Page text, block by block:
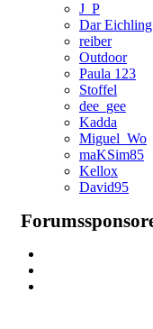
J_P
Dar Eichling
reiber
Outdoor
Paula 123
Stoffel
dee_gee
Kadda
Miguel_Wo
maKSim85
Kellox
David95